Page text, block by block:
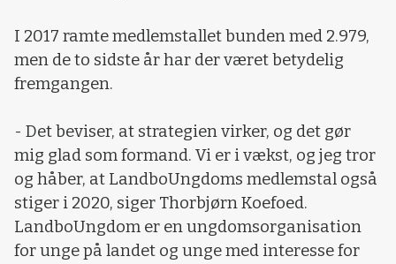
I 2017 ramte medlemstallet bunden med 2.979,
men de to sidste år har der været betydelig
fremgangen.
- Det beviser, at strategien virker, og det gør
mig glad som formand. Vi er i vækst, og jeg tror
og håber, at LandboUngdoms medlemstal også
stiger i 2020, siger Thorbjørn Koefoed.
LandboUngdom er en ungdomsorganisation
for unge på landet og unge med interesse for